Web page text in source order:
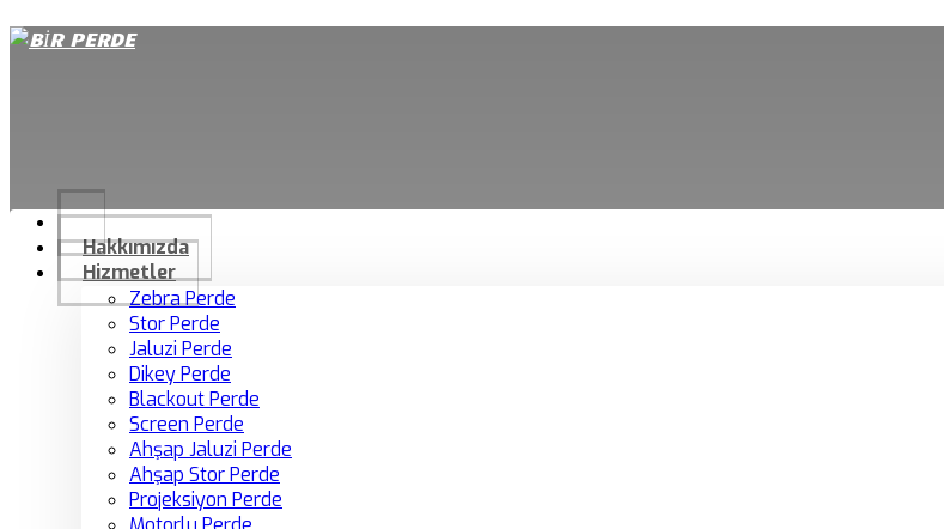
Email:
Hakkımızda
Hizmetler
Zebra Perde
Stor Perde
Jaluzi Perde
Dikey Perde
Blackout Perde
Screen Perde
Ahşap Jaluzi Perde
Ahşap Stor Perde
Projeksiyon Perde